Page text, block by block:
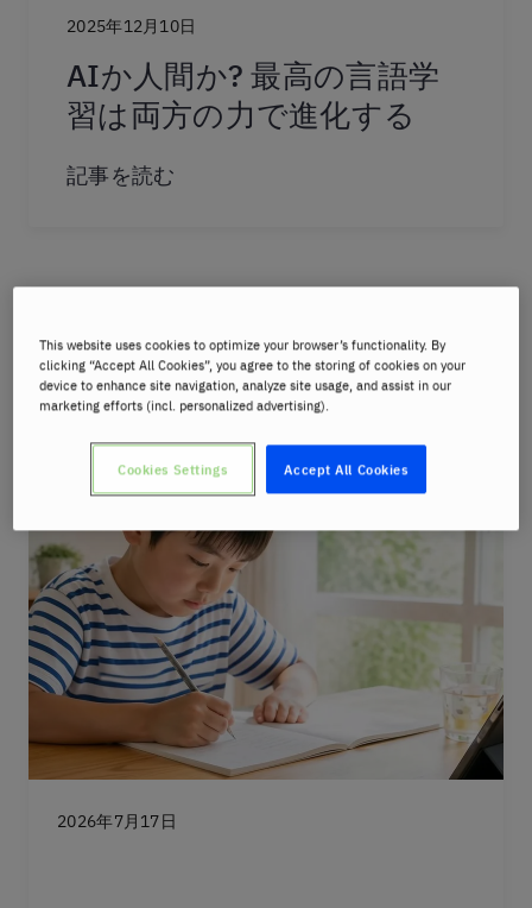
2025年12月10日
AIか人間か? 最高の言語学
習は両方の力で進化する
記事を読む
2026年7月17日
This website uses cookies to optimize your browser’s functionality. By
clicking “Accept All Cookies”, you agree to the storing of cookies on your
device to enhance site navigation, analyze site usage, and assist in our
marketing efforts (incl. personalized advertising).
Accept All Cookies
Cookies Settings